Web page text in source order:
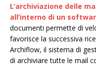
L’archiviazione delle
all’interno di un
documenti permette di
favorisce la successiva
Archiflow, il sistema di
di archiviare tutte le mail